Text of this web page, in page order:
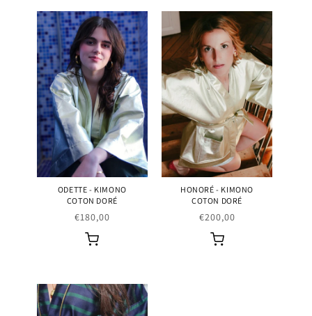
ODETTE - KIMONO
COTON DORÉ
Prix
habituel
€180,00
HONORÉ - KIMONO
COTON DORÉ
Prix
habituel
€200,00